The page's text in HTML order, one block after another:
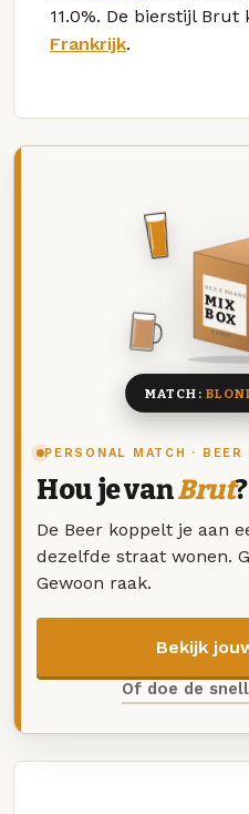
11.0%. De bierstijl
Frankrijk.
PERSONAL MATCH · BEER
Hou je vanBrut?
De Beer koppelt je aan
dezelfde straat wonen.
Gewoon raak.
Bekijk
Of doe de
DEZE MAAND
MIX
BOX
8 BIEREN
MATCH: